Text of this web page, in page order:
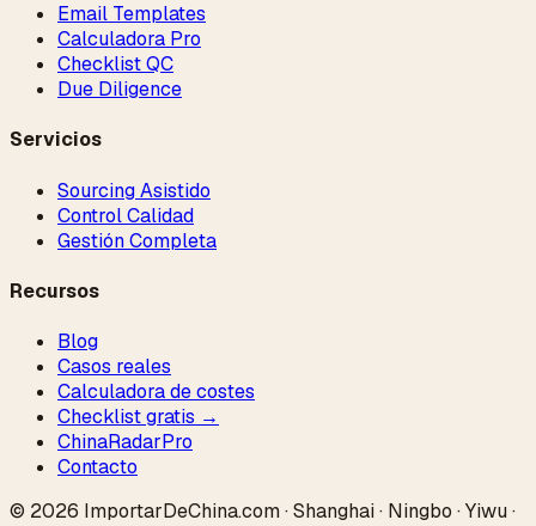
Email Templates
Calculadora Pro
Checklist QC
Due Diligence
Servicios
Sourcing Asistido
Control Calidad
Gestión Completa
Recursos
Blog
Casos reales
Calculadora de costes
Checklist gratis →
ChinaRadarPro
Contacto
© 2026 ImportarDeChina.com · Shanghai · Ningbo · Yiwu ·